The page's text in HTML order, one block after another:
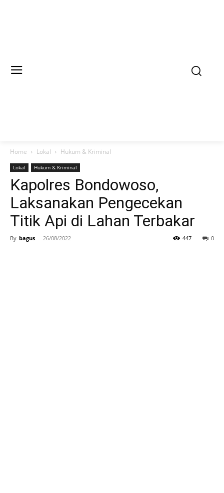
Home Lokal Hukum & Kriminal
Lokal Hukum & Kriminal
Kapolres Bondowoso,
Laksanakan Pengecekan
Titik Api di Lahan Terbakar
By bagus - 26/08/2022 0
447